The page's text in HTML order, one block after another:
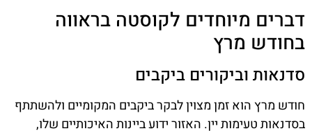
דברים מיוחדים לקוסטה בראווה
בחודש מרץ
סדנאות וביקורים ביקבים
חודש מרץ הוא זמן מצוין לבקר ביקבים המקומיים ולהשתתף
בסדנאות טעימות יין. האזור ידוע ביינות האיכותיים שלו,